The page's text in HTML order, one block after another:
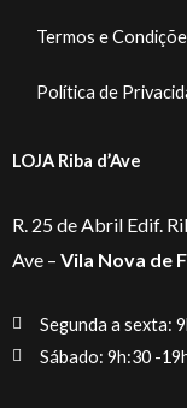
Termos e
Política de
LOJA Riba d’Ave
R. 25 de Abril Edif.
Ave – Vila Nova de
Segunda a sexta:
Sábado: 9h:30 -